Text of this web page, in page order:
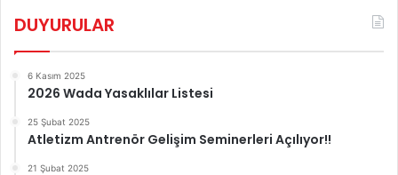
!DUYURULAR
6 Kasım 2025
2026 Wada Yasaklılar Listesi
25 Şubat 2025
Atletizm Antrenör Gelişim Seminerleri Açılıyor!!
21 Şubat 2025